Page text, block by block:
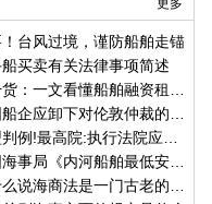
更多
！台风过境，谨防船舶走锚
船买卖有关法律事项简述